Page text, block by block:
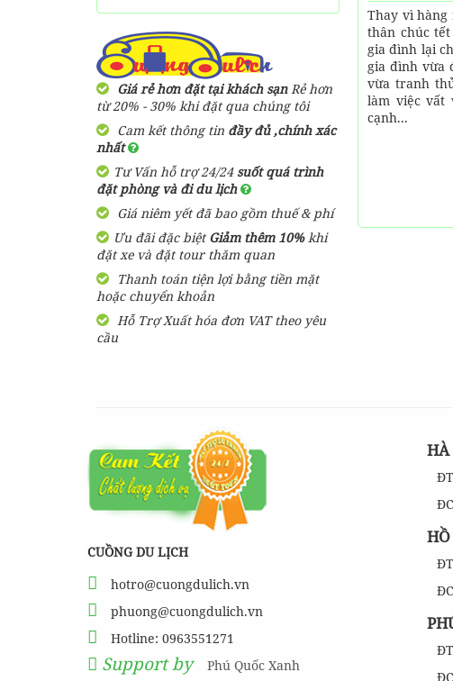
25 Ngôi Chùa ở Sài Gòn
TOP 16 địa điểm du lịch
HẤP DẪN nhất việt nam:
Bạn đã đi được những nơi
cáp treo Núi Bà Đen Tây
Ninh
HƯỚNG DẪN đi du lịch
TAM ĐẢO chi tiết kèm
thông tin liên hệ
SHARE Cẩm nang du lịch
Măng Đen tự túc từ A-Z
Vịnh Hạ Long trên cạn ở
Tây Nguyên
Giá rẻ hơn đặt tại khách sạnRẻ hơn
từ 20% - 30% khi đặt qua chúng tôi
Cam kết thông tin đầy đủ ,chính xác
nhất
Tư Vấn hỗ trợ 24/24 suốt quá trình
đặt phòng và đi du lịch
Giá niêm yết đã bao gồm thuế & phí
Ưu đãi đặc biệtGiảm thêm 10%khi
đặt xe và đặt tour thăm quan
Thanh toán tiện lợi bằng tiền mặt
hoặc chuyển khoản
Hỗ Trợ Xuất hóa đơn VAT theo yêu
cầu
Thay vì hàng
thân chúc
gia đình lại
gia đình vừa
vừa tranh
làm việc vất
cạnh...
CUỒNG DU LỊCH
hotro@cuongdulich.vn
phuong@cuongdulich.vn
Hotline: 0963551271
Support by Phú Quốc Xanh
HÀ